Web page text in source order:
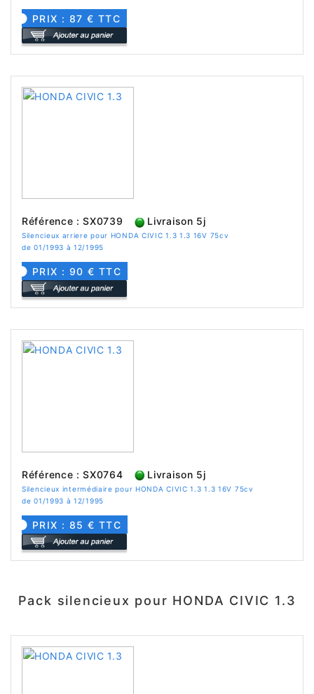
PRIX : 87 € TTC
Référence : SX0739 Livraison 5j
Silencieux arriere pour HONDA CIVIC 1.3 1.3 16V 75cv
de 01/1993 à 12/1995
PRIX : 90 € TTC
Référence : SX0764 Livraison 5j
Silencieux intermédiaire pour HONDA CIVIC 1.3 1.3 16V 75cv
de 01/1993 à 12/1995
PRIX : 85 € TTC
Pack silencieux pour HONDA CIVIC 1.3